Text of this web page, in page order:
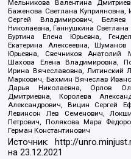
Мельникова Валентина
Баженова Светлана
Сергей Владимирович,
Николаевна, Ганнушкина
Буртина Елена Юрьевна,
Екатерина Алексеевна,
Юрьевна, Свечников Анатолий
Шахова Елена Владимировна,
Ирина Вячеславовна, Литинский
Маркович, Бахмин Вячеслав
Дарья Николаевна, Орлов
Дмитриевна, Королева
Александрович, Вицин Сергей
Левинсон Лев Семенович,
Петрович, Полякова Мара
Герман Константинович
Источник: http://
на23.12.2021